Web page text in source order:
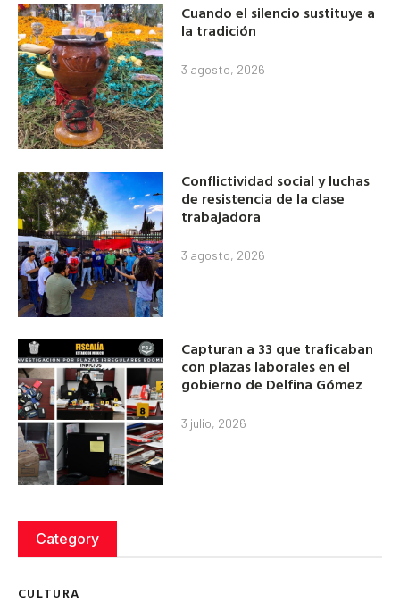
Cuando el silencio sustituye a
la tradición
3 agosto, 2026
Conflictividad social y luchas
de resistencia de la clase
trabajadora
3 agosto, 2026
Capturan a 33 que traficaban
con plazas laborales en el
gobierno de Delfina Gómez
3 julio, 2026
Category
CULTURA